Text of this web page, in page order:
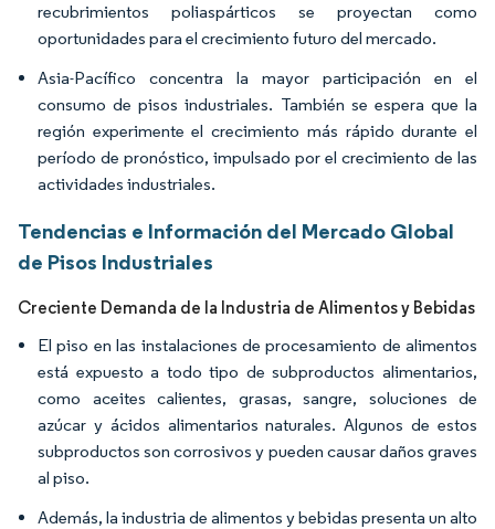
recubrimientos poliaspárticos se proyectan como
oportunidades para el crecimiento futuro del mercado.
Asia-Pacífico concentra la mayor participación en el
consumo de pisos industriales. También se espera que la
región experimente el crecimiento más rápido durante el
período de pronóstico, impulsado por el crecimiento de las
actividades industriales.
Tendencias e Información del Mercado Global
de Pisos Industriales
Creciente Demanda de la Industria de Alimentos y Bebidas
El piso en las instalaciones de procesamiento de alimentos
está expuesto a todo tipo de subproductos alimentarios,
como aceites calientes, grasas, sangre, soluciones de
azúcar y ácidos alimentarios naturales. Algunos de estos
subproductos son corrosivos y pueden causar daños graves
al piso.
Además, la industria de alimentos y bebidas presenta un alto